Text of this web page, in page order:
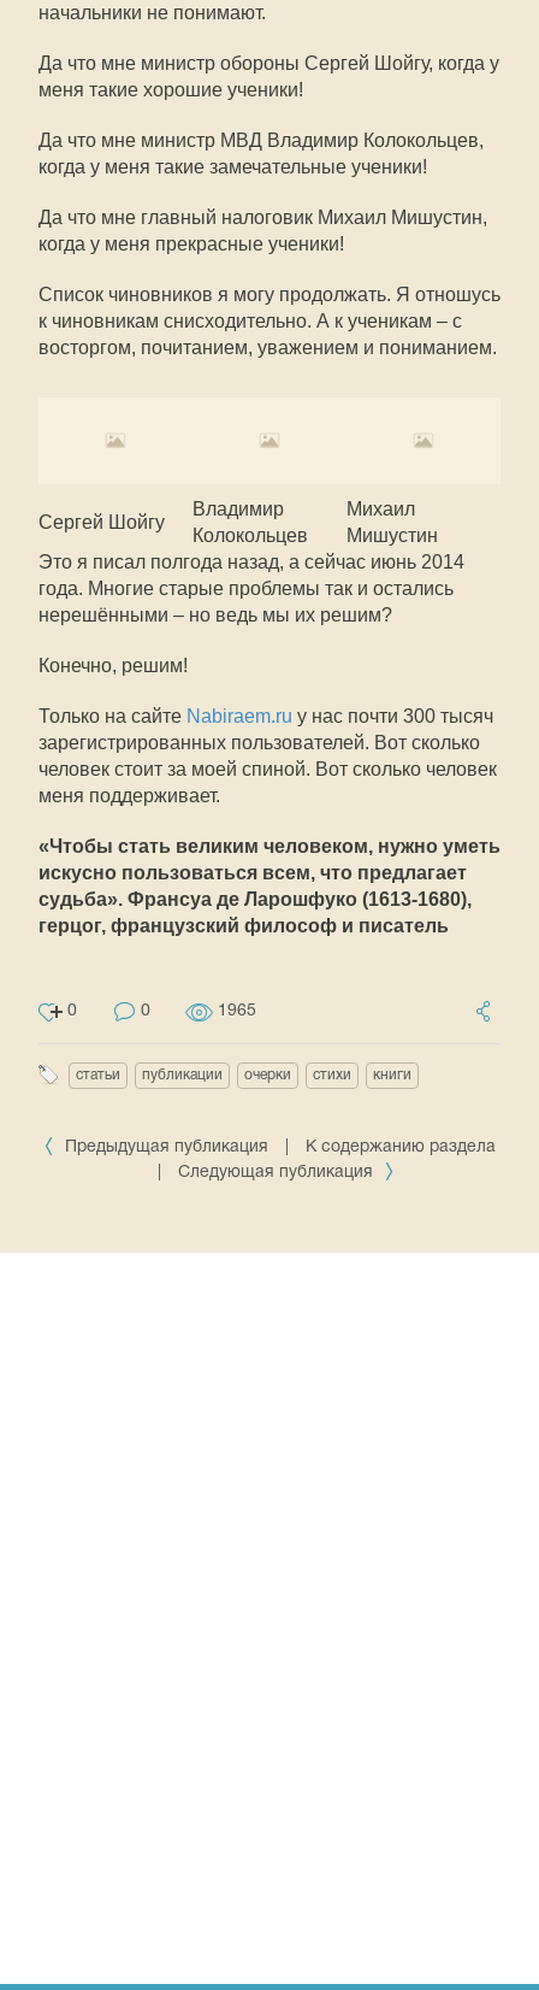
начальники не понимают.
Да что мне министр обороны Сергей Шойгу, когда у
меня такие хорошие ученики!
Да что мне министр МВД Владимир Колокольцев,
когда у меня такие замечательные ученики!
Да что мне главный налоговик Михаил Мишустин,
когда у меня прекрасные ученики!
Список чиновников я могу продолжать. Я отношусь
к чиновникам снисходительно. А к ученикам – с
восторгом, почитанием, уважением и пониманием.
Сергей Шойгу
Владимир
Колокольцев
Михаил
Мишустин
Это я писал полгода назад, а сейчас июнь 2014
года. Многие старые проблемы так и остались
нерешёнными – но ведь мы их решим?
Конечно, решим!
Только на сайте Nabiraem.ru у нас почти 300 тысяч
зарегистрированных пользователей. Вот сколько
человек стоит за моей спиной. Вот сколько человек
меня поддерживает.
«Чтобы стать великим человеком, нужно уметь
искусно пользоваться всем, что предлагает
судьба». Франсуа де Ларошфуко (1613-1680),
герцог, французский философ и писатель
0 0 1965
статьи публикации очерки стихи книги
Предыдущая публикация
К содержанию раздела
Следующая публикация